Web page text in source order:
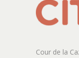
Cour de la